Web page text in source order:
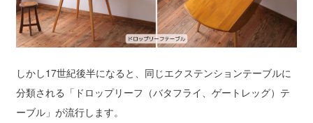
しかし17世紀後半になると、同じエクステンションテーブルに
分類される「ドロップリーフ（バタフライ、ゲートレッグ）テ
ーブル」が流行します。